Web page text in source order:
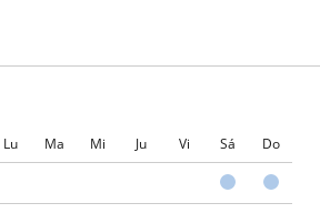
Lu Ma Mi Ju Vi Sá Do